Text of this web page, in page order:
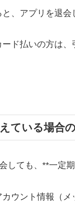
、アプリを退会
ド払いの方は
ている場合
しても、**一定
ウント情報（